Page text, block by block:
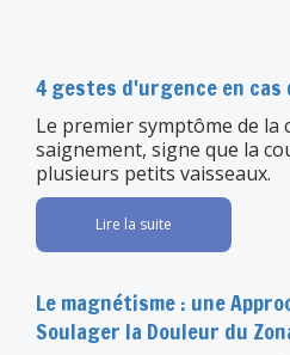
4 gestes d'urgence en cas
Le premier symptôme de la
saignement, signe que la
plusieurs petits vaisseaux.
Lire la suite
Le magnétisme : une
Soulager la Douleur du